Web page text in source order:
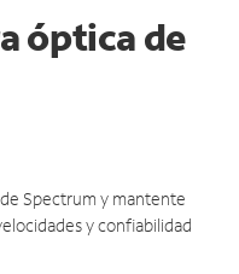
óptica de
Spectrum y mantente
y confiabilidad